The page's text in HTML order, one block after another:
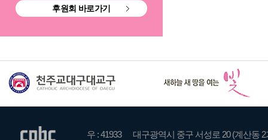
후원회 바로가기
우 : 41933
대구광역시 중구 서성로 20 (계산동 2